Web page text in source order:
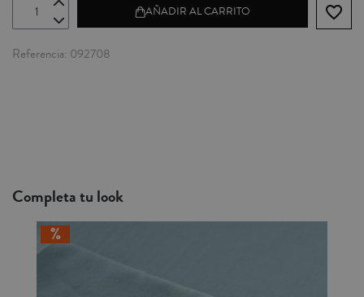
AÑADIR AL CARRITO favorite_border
Referencia 092708
Completa tu look